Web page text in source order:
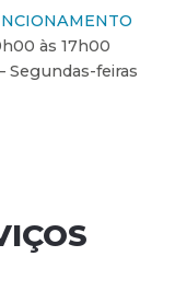
às 17h00
Segundas-feiras